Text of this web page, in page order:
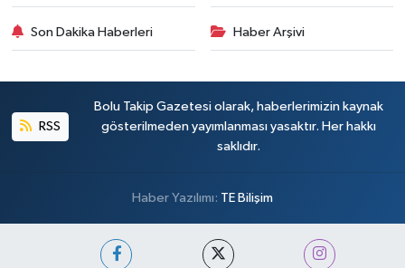
Son Dakika Haberleri Haber Arşivi
RSS
Bolu Takip Gazetesi olarak, haberlerimizin kaynak
gösterilmeden yayımlanması yasaktır. Her hakkı
saklıdır.
Haber Yazılımı: TE Bilişim